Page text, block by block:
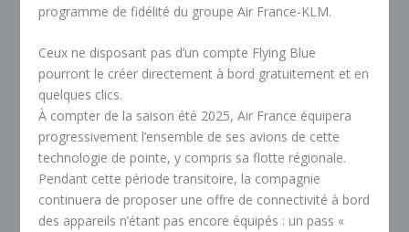
programme de fidélité du groupe Air France-KLM.
Ceux ne disposant pas d’un compte Flying Blue
pourront le créer directement à bord gratuitement et en
quelques clics.
À compter de la saison été 2025, Air France équipera
progressivement l’ensemble de ses avions de cette
technologie de pointe, y compris sa flotte régionale.
Pendant cette période transitoire, la compagnie
continuera de proposer une offre de connectivité à bord
des appareils n’étant pas encore équipés : un pass «